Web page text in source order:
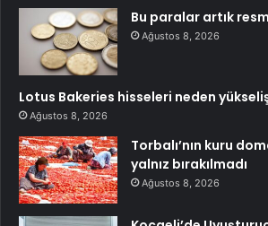
Bu paralar artık
Ağustos 8, 2026
Lotus Bakeries hisseleri neden
Ağustos 8, 2026
Torbalı’nın kuru
yalnız bırakılmadı
Ağustos 8, 2026